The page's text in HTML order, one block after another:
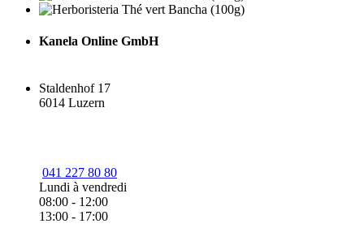
Kanela Online GmbH
Staldenhof 17
6014 Luzern
041 227 80 80
Lundi à vendredi
08:00 - 12:00
13:00 - 17:00